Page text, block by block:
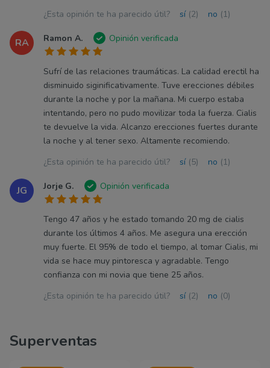
¿Esta opinión te ha parecido útil?
sí (2) no (1)
RA Ramon A. Opinión verificada
Sufrí de las relaciones traumáticas. La calidad erectil ha
disminuido siginificativamente. Tuve erecciones débiles
durante la noche y por la mañana. Mi cuerpo estaba
intentando, pero no pudo movilizar toda la fuerza. Cialis
te devuelve la vida. Alcanzo erecciones fuertes durante
la noche y al tener sexo. Altamente recomiendo.
¿Esta opinión te ha parecido útil?
sí (5) no (1)
JG Jorje G. Opinión verificada
Tengo 47 años y he estado tomando 20 mg de cialis
durante los últimos 4 años. Me asegura una erección
muy fuerte. El 95% de todo el tiempo, al tomar Cialis, mi
vida se hace muy pintoresca y agradable. Tengo
confianza con mi novia que tiene 25 años.
¿Esta opinión te ha parecido útil?
sí (2) no (0)
Superventas